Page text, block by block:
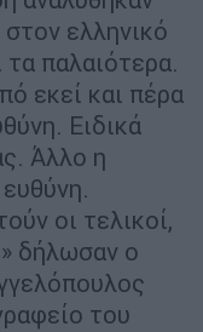
ελληνικό
τα παλαιότερα.
εκεί και πέρα
Ειδικά
Άλλο η
οι τελικοί,
δήλωσαν ο
του